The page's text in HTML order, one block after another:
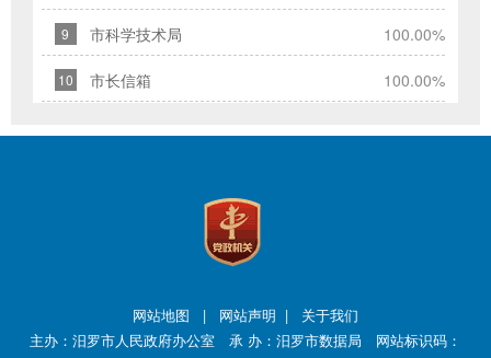
将
职
9 市科学技术局 100.00%
10 市长信箱 100.00%
网站地图 | 网站声明 | 关于我们
主办：汨罗市人民政府办公室 承 办：汨罗市数据局 网站标识码：